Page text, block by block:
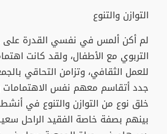
التوازن والتنوع
لم أكن ألمس في نفسي القدرة على
التربوي مع الأطفال، ولقد كانت
للعمل الثقافي، وتزامن التحاقي
جدد أتقاسم معهم نفس
خلق نوع من التوازن والتنوع في
بينهم بصفة خاصة الفقيد الراحل